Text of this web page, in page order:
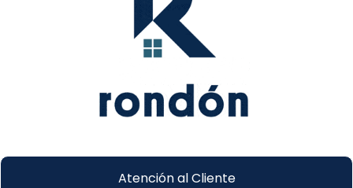
Atención al Cliente